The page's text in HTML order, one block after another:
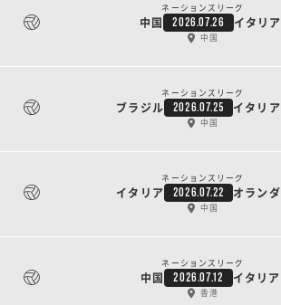
ネーションズリーグ
中国 2026.07.26 イタリア
中国
ネーションズリーグ
ブラジル 2026.07.25 イタリア
中国
ネーションズリーグ
イタリア 2026.07.22 オランダ
中国
ネーションズリーグ
中国 2026.07.12 イタリア
香港